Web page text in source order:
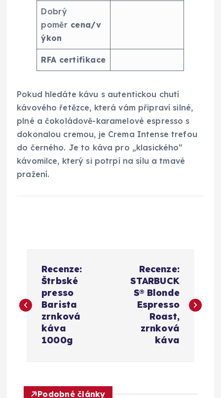
Dobrý
poměr cena/v
ýkon
RFA certifikace
Pokud hledáte kávu s autentickou chutí
kávového řetězce, která vám připraví silné,
plné a čokoládově-karamelové espresso s
dokonalou cremou, je Crema Intense trefou
do černého. Je to káva pro „klasického“
kávomilce, který si potrpí na sílu a tmavé
pražení.
v
a
Recenze:
Štrbské
presso
Barista
zrnková
káva
1000g
Recenze:
STARBUCK
S® Blonde
Espresso
Roast,
zrnková
káva
Podobné články